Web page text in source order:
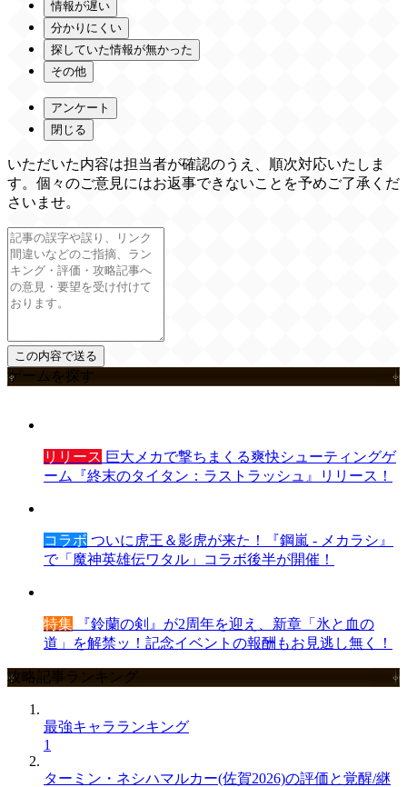
情報が遅い
分かりにくい
探していた情報が無かった
その他
アンケート
閉じる
いただいた内容は担当者が確認のうえ、順次対応いたしま
す。個々のご意見にはお返事できないことを予めご了承くだ
さいませ。
ゲームを探す
リリース 巨大メカで撃ちまくる爽快シューティングゲ
ーム『終末のタイタン：ラストラッシュ』リリース！
コラボ ついに虎王＆影虎が来た！『鋼嵐 - メカラシ』
で「魔神英雄伝ワタル」コラボ後半が開催！
特集 『鈴蘭の剣』が2周年を迎え、新章「氷と血の
道」を解禁ッ！記念イベントの報酬もお見逃し無く！
攻略記事ランキング
最強キャラランキング
1
ターミン・ネシハマルカー(佐賀2026)の評価と覚醒/継